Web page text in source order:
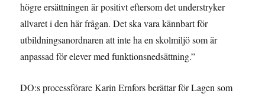
högre ersättningen är positivt eftersom det understryker
allvaret i den här frågan. Det ska vara kännbart för
utbildningsanordnaren att inte ha en skolmiljö som är
anpassad för elever med funktionsnedsättning.”
DO:s processförare Karin Ernfors berättar för Lagen som